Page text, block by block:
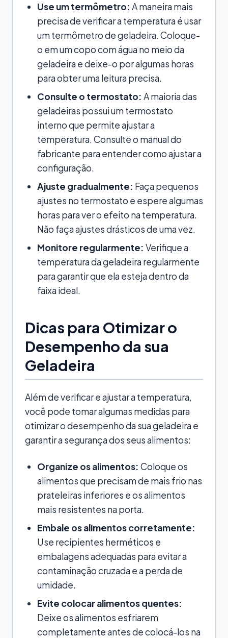
Use um termômetro: A maneira mais
precisa de verificar a temperatura é usar
um termômetro de geladeira. Coloque-
o em um copo com água no meio da
geladeira e deixe-o por algumas horas
para obter uma leitura precisa.
Consulte o termostato: A maioria das
geladeiras possui um termostato
interno que permite ajustar a
temperatura. Consulte o manual do
fabricante para entender como ajustar a
configuração.
Ajuste gradualmente: Faça pequenos
ajustes no termostato e espere algumas
horas para ver o efeito na temperatura.
Não faça ajustes drásticos de uma vez.
Monitore regularmente: Verifique a
temperatura da geladeira regularmente
para garantir que ela esteja dentro da
faixa ideal.
Dicas para Otimizar o
Desempenho da sua
Geladeira
Além de verificar e ajustar a temperatura,
você pode tomar algumas medidas para
otimizar o desempenho da sua geladeira e
garantir a segurança dos seus alimentos:
Organize os alimentos: Coloque os
alimentos que precisam de mais frio nas
prateleiras inferiores e os alimentos
mais resistentes na porta.
Embale os alimentos corretamente:
Use recipientes herméticos e
embalagens adequadas para evitar a
contaminação cruzada e a perda de
umidade.
Evite colocar alimentos quentes:
Deixe os alimentos esfriarem
completamente antes de colocá-los na